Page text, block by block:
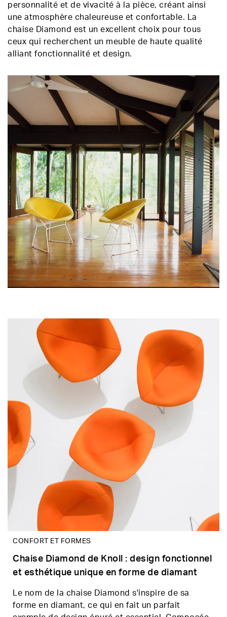
personnalité et de vivacité à la pièce, créant ainsi
une atmosphère chaleureuse et confortable. La
chaise Diamond est un excellent choix pour tous
ceux qui recherchent un meuble de haute qualité
alliant fonctionnalité et design.
CONFORT ET FORMES
Chaise Diamond de Knoll : design fonctionnel
et esthétique unique en forme de diamant
Le nom de la chaise Diamond s'inspire de sa
forme en diamant, ce qui en fait un parfait